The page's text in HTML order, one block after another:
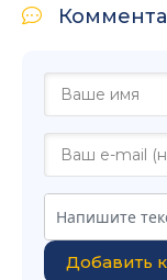
Добавить